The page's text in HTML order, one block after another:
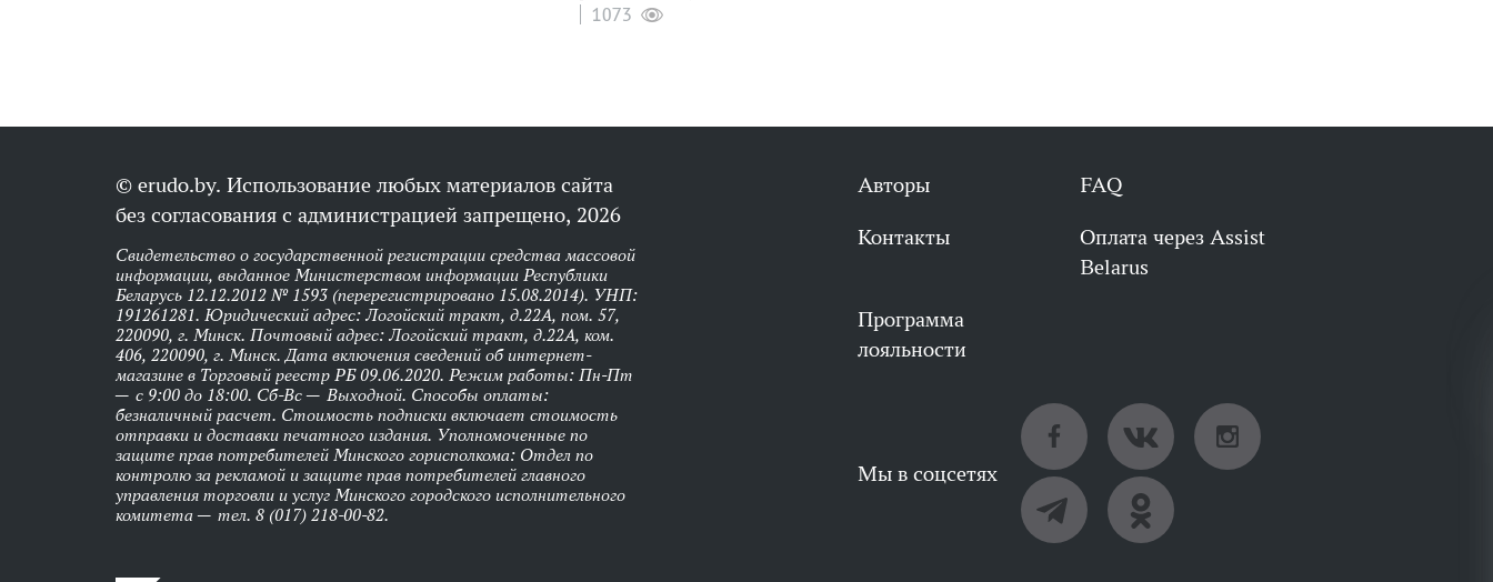
1073
© erudo.by. Использование любых материалов сайта
без согласования с администрацией запрещено, 2026
Свидетельство о государственной регистрации средства массовой
информации, выданное Министерством информации Республики
Беларусь 12.12.2012 № 1593 (перерегистрировано 15.08.2014). УНП:
191261281. Юридический адрес: Логойский тракт, д.22А, пом. 57,
220090, г. Минск. Почтовый адрес: Логойский тракт, д.22А, ком.
406, 220090, г. Минск. Дата включения сведений об интернет-
магазине в Торговый реестр РБ 09.06.2020. Режим работы: Пн-Пт
— с 9:00 до 18:00. Сб-Вс — Выходной. Способы оплаты:
безналичный расчет. Стоимость подписки включает стоимость
отправки и доставки печатного издания. Уполномоченные по
защите прав потребителей Минского горисполкома: Отдел по
контролю за рекламой и защите прав потребителей главного
управления торговли и услуг Минского городского исполнительного
комитета — тел. 8 (017) 218-00-82.
Авторы FAQ
Контакты
Оплата через Assist
Belarus
Программа
лояльности
Мы в соцсетях